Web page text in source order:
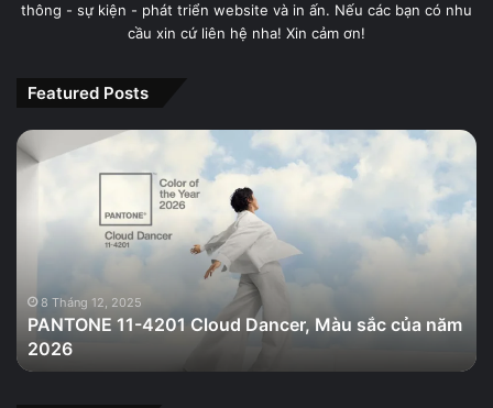
thông - sự kiện - phát triển website và in ấn. Nếu các bạn có nhu
cầu xin cứ liên hệ nha! Xin cảm ơn!
Featured Posts
PANTONE
11-
Màu
của
năm
2026
8 Tháng 12, 2025
PANTONE 11-4201 Cloud Dancer, Màu sắc của năm
2026